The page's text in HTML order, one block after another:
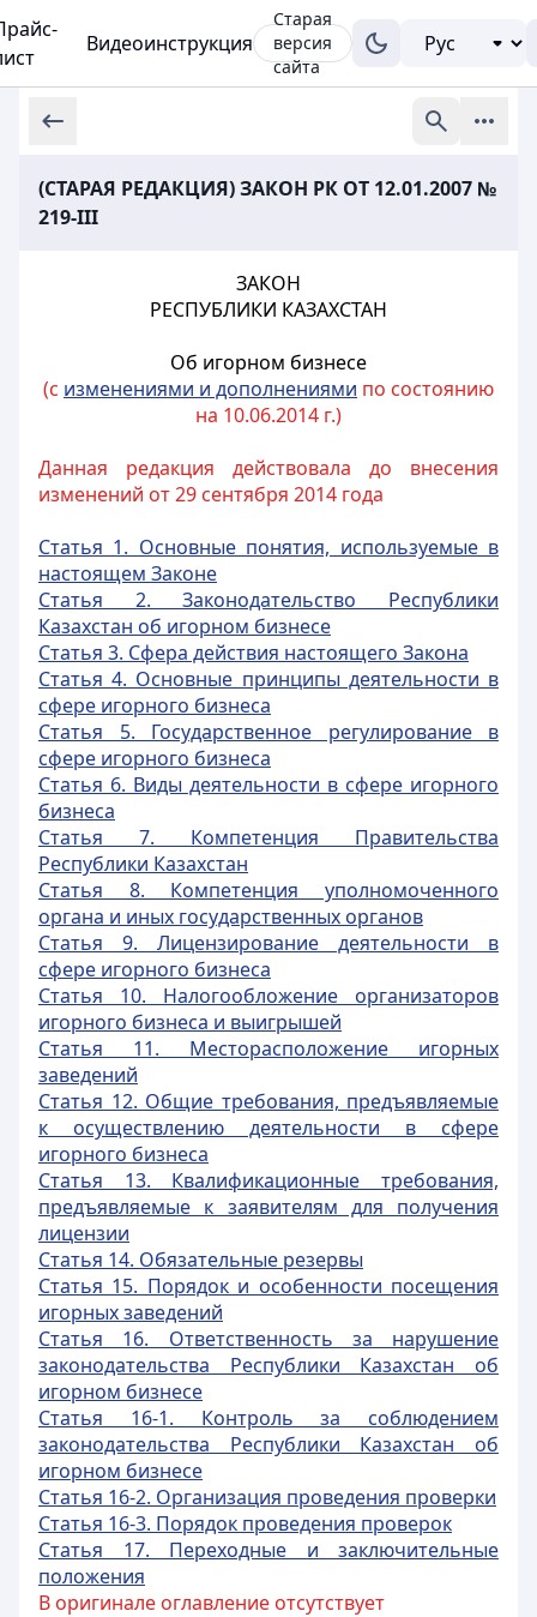
Видеоинструкция
Старая
версия
сайта
(СТАРАЯ РЕДАКЦИЯ) ЗАКОН РК ОТ 12.01.2007 №
219-III
ЗАКОН
РЕСПУБЛИКИ КАЗАХСТАН
Об игорном бизнесе
(с изменениями и дополнениями по состоянию
на 10.06.2014 г.)
Данная редакция действовала до внесения
изменений от 29 сентября 2014 года
Статья 1. Основные понятия, используемые в
настоящем Законе
Статья 2. Законодательство Республики
Казахстан об игорном бизнесе
Статья 3. Сфера действия настоящего Закона
Статья 4. Основные принципы деятельности в
сфере игорного бизнеса
Статья 5. Государственное регулирование в
сфере игорного бизнеса
Статья 6. Виды деятельности в сфере игорного
бизнеса
Статья 7. Компетенция Правительства
Республики Казахстан
Статья 8. Компетенция уполномоченного
органа и иных государственных органов
Статья 9. Лицензирование деятельности в
сфере игорного бизнеса
Статья 10. Налогообложение организаторов
игорного бизнеса и выигрышей
Статья 11. Месторасположение игорных
заведений
Статья 12. Общие требования, предъявляемые
к осуществлению деятельности в сфере
игорного бизнеса
Статья 13. Квалификационные требования,
предъявляемые к заявителям для получения
лицензии
Статья 14. Обязательные резервы
Статья 15. Порядок и особенности посещения
игорных заведений
Статья 16. Ответственность за нарушение
законодательства Республики Казахстан об
игорном бизнесе
Статья 16-1. Контроль за соблюдением
законодательства Республики Казахстан об
игорном бизнесе
Статья 16-2. Организация проведения проверки
Статья 16-3. Порядок проведения проверок
Статья 17. Переходные и заключительные
положения
В оригинале оглавление отсутствует